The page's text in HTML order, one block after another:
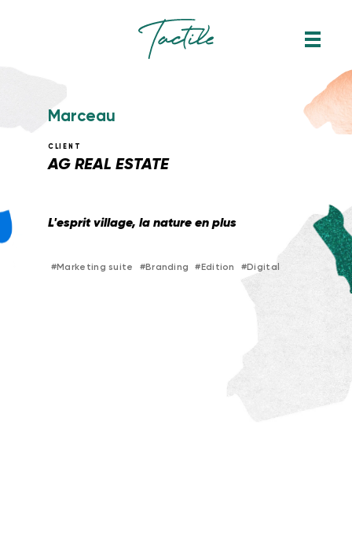
Marceau
CLIENT
AG REAL ESTATE
L'esprit village, la nature en plus
#Marketing suite #Branding #Edition #Digital